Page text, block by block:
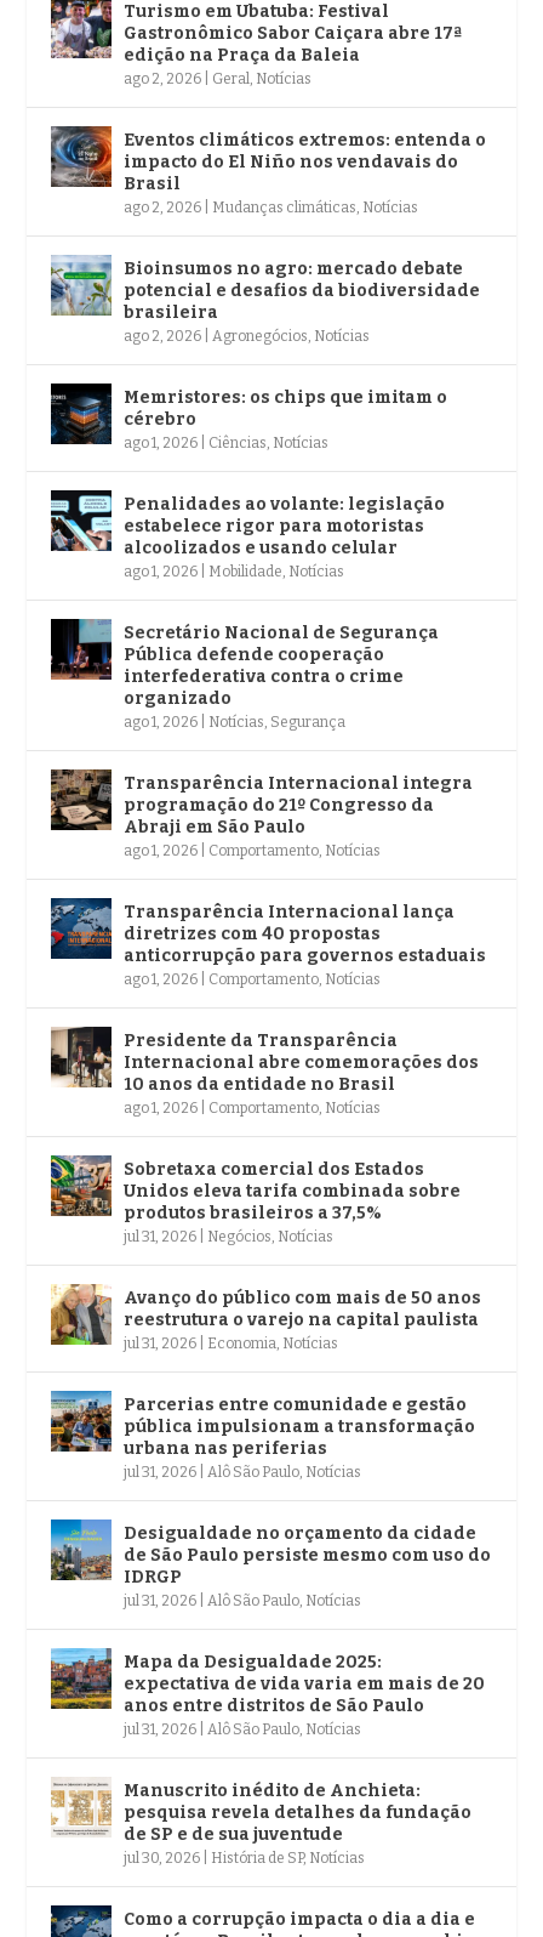
Turismo em Ubatuba: Festival
Gastronômico Sabor Caiçara abre 17ª
edição na Praça da Baleia
ago 2, 2026 Geral Notícias
Eventos climáticos extremos: entenda o
impacto do El Niño nos vendavais do
Brasil
ago 2, 2026 Mudanças climáticas Notícias
Bioinsumos no agro: mercado debate
potencial e desafios da biodiversidade
brasileira
ago 2, 2026 Agronegócios Notícias
Memristores: os chips que imitam o
cérebro
ago 1, 2026 Ciências Notícias
Penalidades ao volante: legislação
estabelece rigor para motoristas
alcoolizados e usando celular
ago 1, 2026 Mobilidade Notícias
Secretário Nacional de Segurança
Pública defende cooperação
interfederativa contra o crime
organizado
ago 1, 2026 Notícias Segurança
Transparência Internacional integra
programação do 21º Congresso da
Abraji em São Paulo
ago 1, 2026 Comportamento Notícias
Transparência Internacional lança
diretrizes com 40 propostas
anticorrupção para governos estaduais
ago 1, 2026 Comportamento Notícias
Presidente da Transparência
Internacional abre comemorações dos
10 anos da entidade no Brasil
ago 1, 2026 Comportamento Notícias
Sobretaxa comercial dos Estados
Unidos eleva tarifa combinada sobre
produtos brasileiros a 37,5%
jul 31, 2026 Negócios Notícias
Avanço do público com mais de 50 anos
reestrutura o varejo na capital paulista
jul 31, 2026 Economia Notícias
Parcerias entre comunidade e gestão
pública impulsionam a transformação
urbana nas periferias
jul 31, 2026 Alô São Paulo Notícias
Desigualdade no orçamento da cidade
de São Paulo persiste mesmo com uso do
IDRGP
jul 31, 2026 Alô São Paulo Notícias
Mapa da Desigualdade 2025:
expectativa de vida varia em mais de 20
anos entre distritos de São Paulo
jul 31, 2026 Alô São Paulo Notícias
Manuscrito inédito de Anchieta:
pesquisa revela detalhes da fundação
de SP e de sua juventude
jul 30, 2026 História de SP, Notícias
Como a corrupção impacta o dia a dia e